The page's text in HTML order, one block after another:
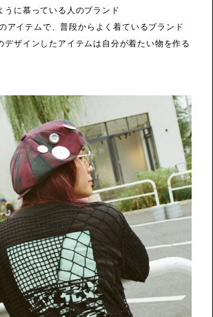
うに慕っている人のブランド
アイテムで、普段からよく着ているブランド
デザインしたアイテムは自分が着たい物を作る